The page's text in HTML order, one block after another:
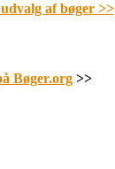
af bøger>>
Bøger.org >>